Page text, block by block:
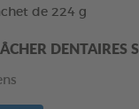
de 224 g
DENTAIRES S